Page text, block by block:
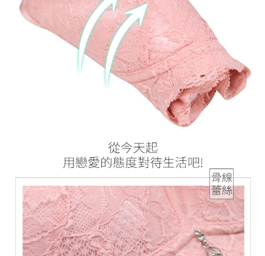
1. Pembayaran ansuran tidak digabungkan dalam bil telekomunikasi,
"Pembayaran Ansuran Gogo" akan menghantar SMS peringatan
pembayaran selepas tarikh penyelesaian bulanan.
2. Melalui pautan SMS untuk membuka bil, anda boleh memilih untuk
membayar melalui "Kod bar kedai serbaneka / Kedai rasmi Taiwan
Mobile / Pemindahan bank / Pembayaran J街口 / iPASS MONEY" dan
1. Perkhidmatan ini disediakan oleh "Taiwan Mobile Co., Ltd." untuk
membolehkan pengguna membeli produk atau perkhidmatan melalui
perkhidmatan ini semasa transaksi, dan kedai akan menyerahkan hak
2. Berdasarkan tujuan kontrak persetujuan pembayaran menggunakan
"Pembayaran Ansuran Gogo", kedai akan memberikan maklumat peribadi
anda (termasuk nama, telefon atau alamat) kepada Taiwan Mobile untuk
pengumpulan, pemprosesan dan penggunaan, untuk pengesahan,
semakan dan pembetulan data yang diperlukan untuk bil ansuran oleh
Taiwan Mobile.
3. Sila baca syarat perkhidmatan pengguna secara lengkap melalui
pautan berikut: https://oppay.tw/userRule